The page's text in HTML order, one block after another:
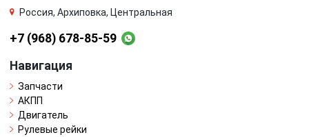
Россия, Архиповка, Центральная
+7 (968) 678-85-59
Навигация
Запчасти
АКПП
Двигатель
Рулевые рейки